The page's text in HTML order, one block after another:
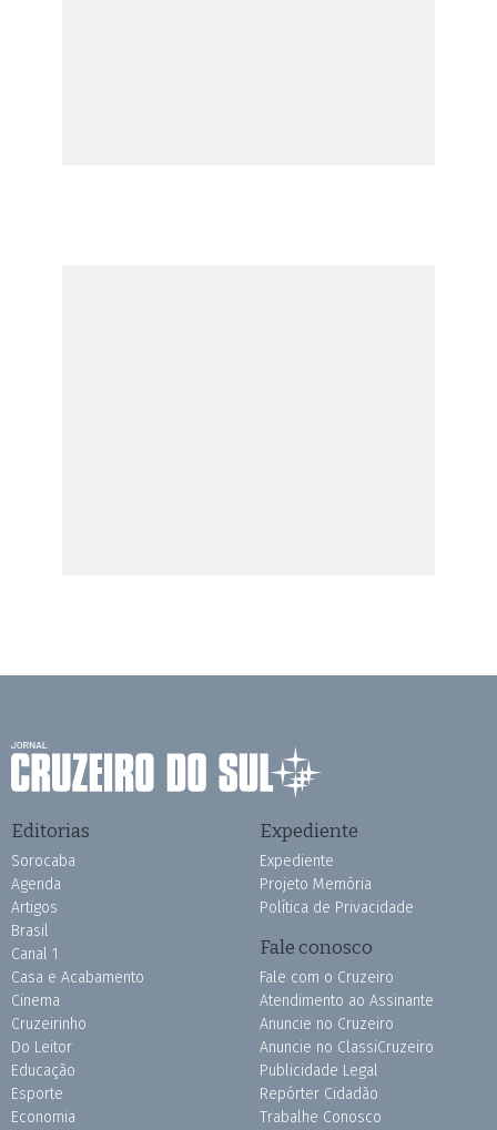
Editorias
Sorocaba
Agenda
Artigos
Brasil
Canal 1
Casa e Acabamento
Cinema
Cruzeirinho
Do Leitor
Educação
Esporte
Economia
Expediente
Expediente
Projeto Memória
Política de Privacidade
Fale conosco
Fale com o Cruzeiro
Atendimento ao Assinante
Anuncie no Cruzeiro
Anuncie no ClassiCruzeiro
Publicidade Legal
Repórter Cidadão
Trabalhe Conosco